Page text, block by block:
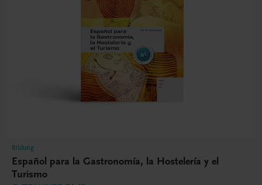
Bildung
Español para la Gastronomía, la Hostelería y el
Turismo